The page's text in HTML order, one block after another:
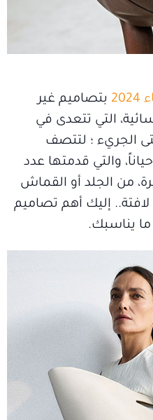
بتصاميم غير
التي تتعدى في
الجريء ؛ لتتصف
والتي قدمتها عدد
من الجلد أو القماش
إليك أهم تصاميم
ما يناسبك.